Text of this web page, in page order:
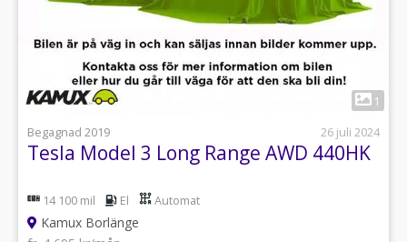
1
Begagnad 2019
26 juli 2024
Tesla Model 3 Long Range AWD 440HK
14 100 mil El Automat
Kamux Borlänge